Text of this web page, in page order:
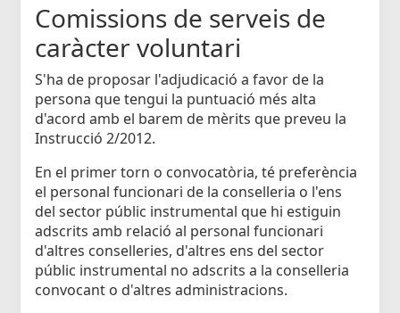
Comissions de serveis de
caràcter voluntari
S'ha de proposar l'adjudicació a favor de la
persona que tengui la puntuació més alta
d'acord amb el barem de mèrits que preveu la
Instrucció 2/2012.
En el primer torn o convocatòria, té preferència
el personal funcionari de la conselleria o l'ens
del sector públic instrumental que hi estiguin
adscrits amb relació al personal funcionari
d'altres conselleries, d'altres ens del sector
públic instrumental no adscrits a la conselleria
convocant o d'altres administracions.